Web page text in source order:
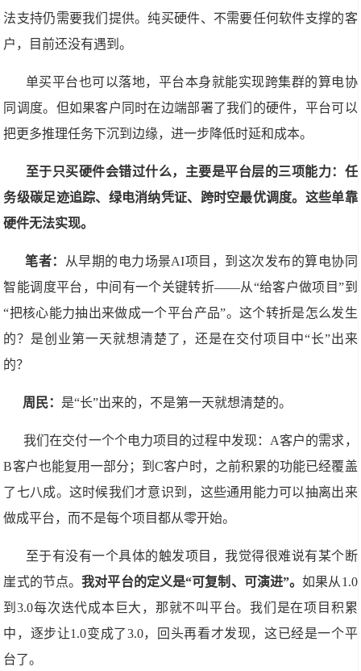
法支持仍需要我们提供。纯买硬件、不需要任何软件支撑的客
户，目前还没有遇到。
单买平台也可以落地，平台本身就能实现跨集群的算电协
同调度。但如果客户同时在边端部署了我们的硬件，平台可以
把更多推理任务下沉到边缘，进一步降低时延和成本。
至于只买硬件会错过什么，主要是平台层的三项能力：任
务级碳足迹追踪、绿电消纳凭证、跨时空最优调度。这些单靠
硬件无法实现。
笔者：
从早期的电力场景AI项目，到这次发布的算电协同
智能调度平台，中间有一个关键转折——从“给客户做项目”到
“把核心能力抽出来做成一个平台产品”。这个转折是怎么发生
的？是创业第一天就想清楚了，还是在交付项目中“长”出来
的？
周民： 是“长”出来的，不是第一天就想清楚的。
我们在交付一个个电力项目的过程中发现：A客户的需求，
B客户也能复用一部分；到C客户时，之前积累的功能已经覆盖
了七八成。这时候我们才意识到，这些通用能力可以抽离出来
做成平台，而不是每个项目都从零开始。
至于有没有一个具体的触发项目，我觉得很难说有某个断
崖式的节点。我对平台的定义是“可复制、可演进”。如果从1.0
到3.0每次迭代成本巨大，那就不叫平台。我们是在项目积累
中，逐步让1.0变成了3.0，回头再看才发现，这已经是一个平
台了。